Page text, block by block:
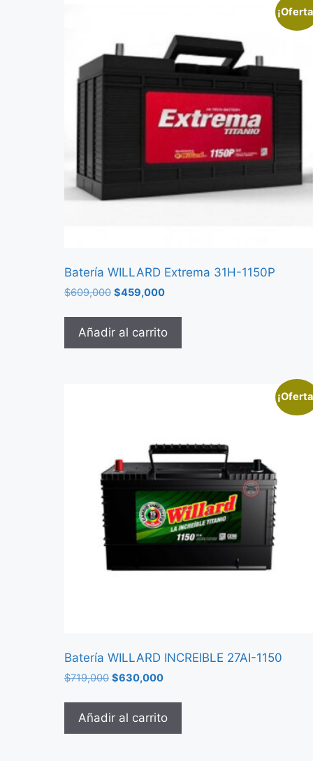
Batería WILLARD Extrema 31H-1150P
$609,000 $459,000
Añadir al carrito
Batería WILLARD INCREIBLE 27AI-1150
$719,000 $630,000
Añadir al carrito